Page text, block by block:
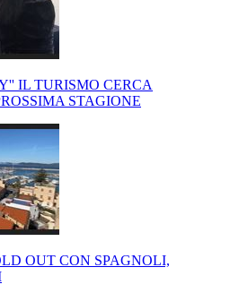
IL TURISMO CERCA
STAGIONE
OUT CON SPAGNOLI,